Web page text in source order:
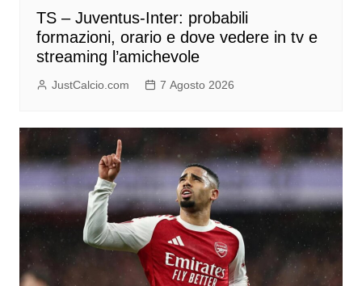
TS – Juventus-Inter: probabili
formazioni, orario e dove vedere in tv e
streaming l’amichevole
JustCalcio.com 7 Agosto 2026